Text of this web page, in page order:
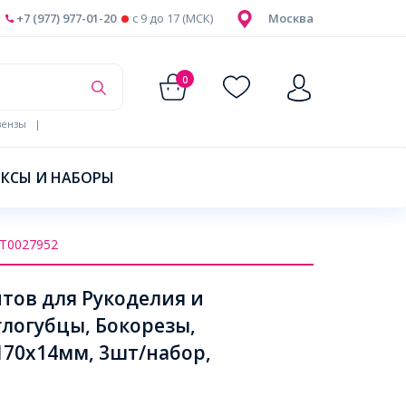
Москва
+7 (977) 977-01-20 c 9 до 17 (МСК)
0
|
И НАБОРЫ
для Рукоделия и
Бокорезы,
3шт/набор,